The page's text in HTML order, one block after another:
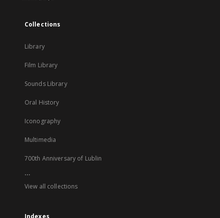
Collections
Library
Film Library
Sounds Library
Oral History
Iconography
Multimedia
700th Anniversary of Lublin
...
View all collections
Indexes